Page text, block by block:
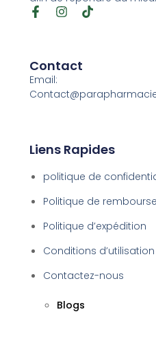
Contact
Email:
Liens Rapides
politique de
Politique de
Politique d’expédition
Conditions d’utilisation
Contactez-nous
Blogs